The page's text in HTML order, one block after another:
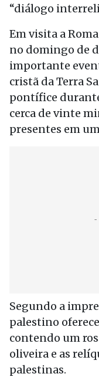
“diálogo
Em visita a
no domingo de
importante
cristã da Terra
pontífice
cerca de vinte
presentes em
Segundo a
palestino
contendo um
oliveira e as
palestinas.